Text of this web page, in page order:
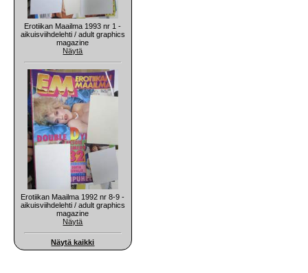
Erotiikan Maailma 1993 nr 1 -
aikuisviihdelehti / adult graphics
magazine
Näytä
Erotiikan Maailma 1992 nr 8-9 -
aikuisviihdelehti / adult graphics
magazine
Näytä
Näytä kaikki